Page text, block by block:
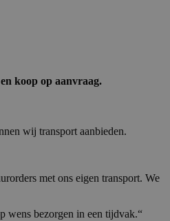
koop op aanvraag.
wij transport aanbieden.
met ons eigen transport. We
wens bezorgen in een tijdvak.“